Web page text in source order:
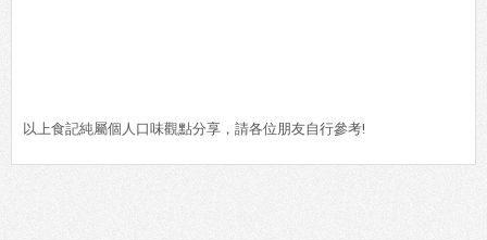
以上食記純屬個人口味觀點分享，請各位朋友自行參考!